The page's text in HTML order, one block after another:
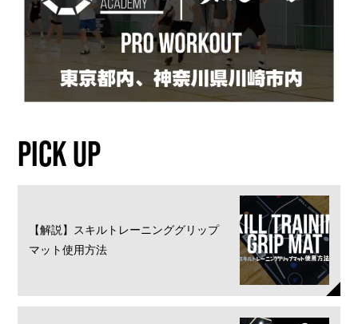
PICK UP
【解説】スキルトレーニンググリップ
マット使用方法